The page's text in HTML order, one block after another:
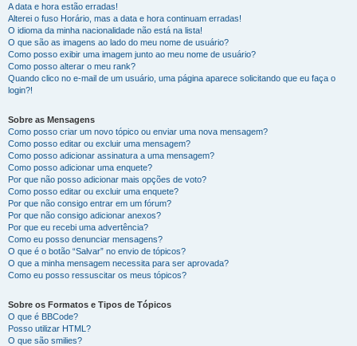
A data e hora estão erradas!
Alterei o fuso Horário, mas a data e hora continuam erradas!
O idioma da minha nacionalidade não está na lista!
O que são as imagens ao lado do meu nome de usuário?
Como posso exibir uma imagem junto ao meu nome de usuário?
Como posso alterar o meu rank?
Quando clico no e-mail de um usuário, uma página aparece solicitando que eu faça o
login?!
Sobre as Mensagens
Como posso criar um novo tópico ou enviar uma nova mensagem?
Como posso editar ou excluir uma mensagem?
Como posso adicionar assinatura a uma mensagem?
Como posso adicionar uma enquete?
Por que não posso adicionar mais opções de voto?
Como posso editar ou excluir uma enquete?
Por que não consigo entrar em um fórum?
Por que não consigo adicionar anexos?
Por que eu recebi uma advertência?
Como eu posso denunciar mensagens?
O que é o botão “Salvar” no envio de tópicos?
O que a minha mensagem necessita para ser aprovada?
Como eu posso ressuscitar os meus tópicos?
Sobre os Formatos e Tipos de Tópicos
O que é BBCode?
Posso utilizar HTML?
O que são smilies?